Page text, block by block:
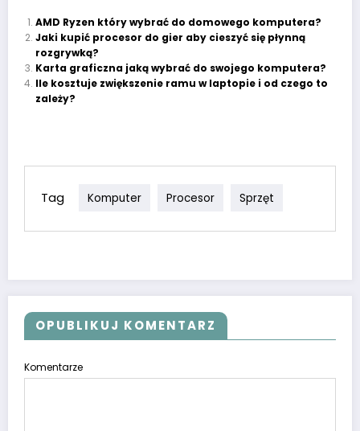
AMD Ryzen który wybrać do domowego komputera?
Jaki kupić procesor do gier aby cieszyć się płynną
rozgrywką?
Karta graficzna jaką wybrać do swojego komputera?
Ile kosztuje zwiększenie ramu w laptopie i od czego to
zależy?
Tag Komputer Procesor Sprzęt
OPUBLIKUJ KOMENTARZ
Komentarze